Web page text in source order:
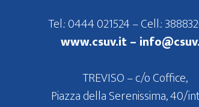
Tel.: 0444 021524 – Cell.:
www.csuv.it –
TREVISO – c/o Coffice,
Piazza della Serenissima, 40/